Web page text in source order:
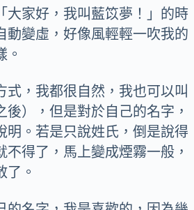
大家好，我叫藍笖夢！」的時
動變虛，好像風輕輕一吹我的
。
式，我都很自然，我也可以叫
後），但是對於自己的名字，
明。若是只說姓氏，倒是說得
得了，馬上變成煙霧一般，
了。